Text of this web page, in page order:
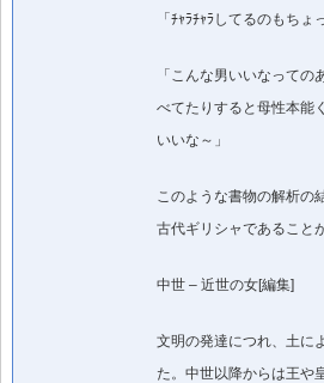
「ﾁｬﾗﾁｬﾗしてるのもちょ
「こんな男いいなって
べてたりすると母性本能
いいな～」
このような書物の解析の
古代ギリシャであること
中世 – 近世の女[編集]
文明の発達につれ、土に
た。中世以降からは王や